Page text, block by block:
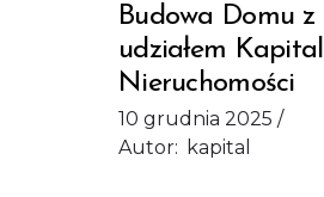
Budowa Domu z
udziałem Kapital
Nieruchomości
10 grudnia 2025
Autor: kapital